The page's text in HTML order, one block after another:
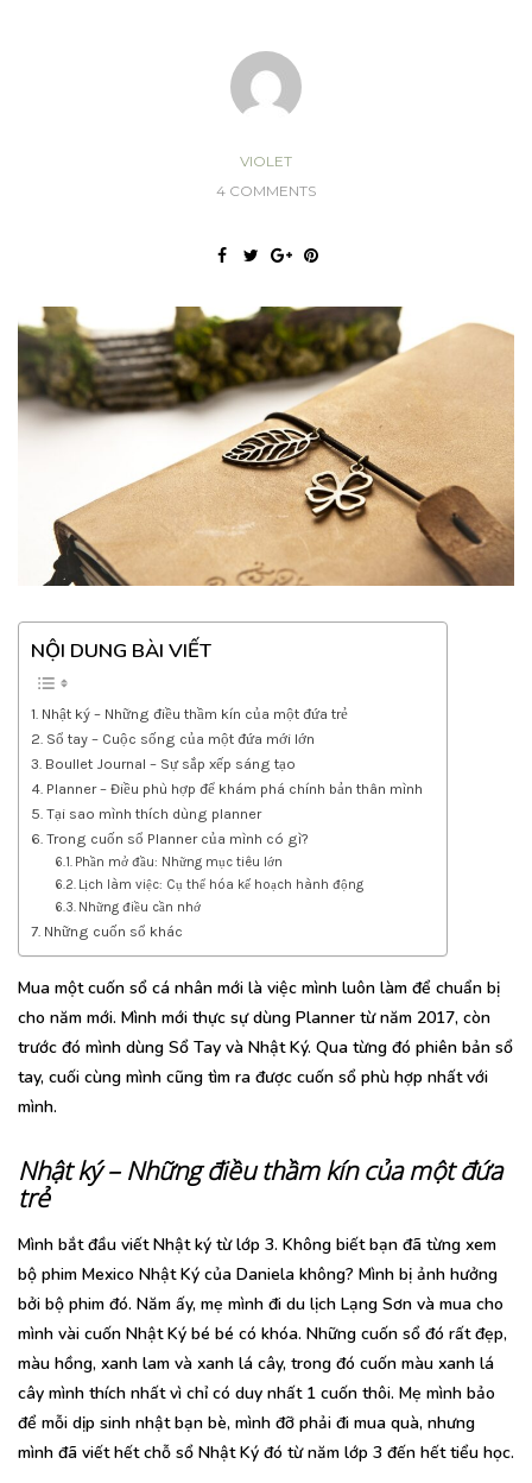
VIOLET
4 COMMENTS
NỘI DUNG BÀI VIẾT
Nhật ký – Những điều thầm kín của một đứa trẻ
Sổ tay – Cuộc sống của một đứa mới lớn
Boullet Journal – Sự sắp xếp sáng tạo
Planner – Điều phù hợp để khám phá chính bản thân mình
Tại sao mình thích dùng planner
Trong cuốn sổ Planner của mình có gì?
Phần mở đầu: Những mục tiêu lớn
Lịch làm việc: Cụ thể hóa kế hoạch hành động
Những điều cần nhớ
Những cuốn sổ khác
Mua một cuốn sổ cá nhân mới là việc mình luôn làm để chuẩn bị
cho năm mới. Mình mới thực sự dùng Planner từ năm 2017, còn
trước đó mình dùng Sổ Tay và Nhật Ký. Qua từng đó phiên bản sổ
tay, cuối cùng mình cũng tìm ra được cuốn sổ phù hợp nhất với
mình.
Nhật ký – Những điều thầm kín của một đứa
trẻ
Mình bắt đầu viết Nhật ký từ lớp 3. Không biết bạn đã từng xem
bộ phim Mexico Nhật Ký của Daniela không? Mình bị ảnh hưởng
bởi bộ phim đó. Năm ấy, mẹ mình đi du lịch Lạng Sơn và mua cho
mình vài cuốn Nhật Ký bé bé có khóa. Những cuốn sổ đó rất đẹp,
màu hồng, xanh lam và xanh lá cây, trong đó cuốn màu xanh lá
cây mình thích nhất vì chỉ có duy nhất 1 cuốn thôi. Mẹ mình bảo
để mỗi dịp sinh nhật bạn bè, mình đỡ phải đi mua quà, nhưng
mình đã viết hết chỗ sổ Nhật Ký đó từ năm lớp 3 đến hết tiểu học.